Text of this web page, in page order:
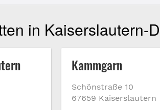
in Kaiserslautern-
Kammgarn
Schönstraße 10
67659 Kaiserslautern